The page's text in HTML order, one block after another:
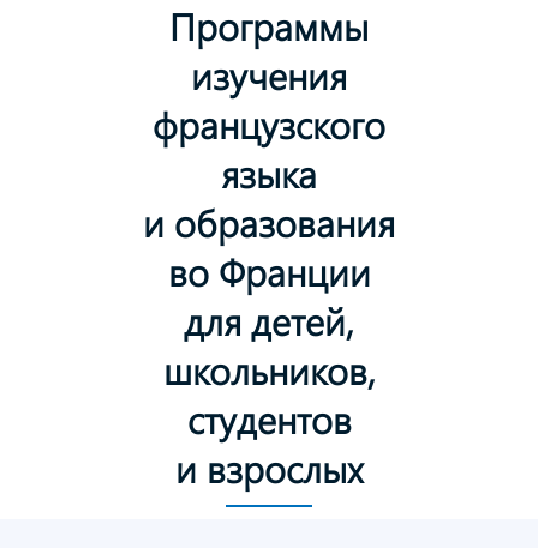
Программы
изучения
французского
языка
и образования
во Франции
для детей,
школьников,
студентов
и взрослых